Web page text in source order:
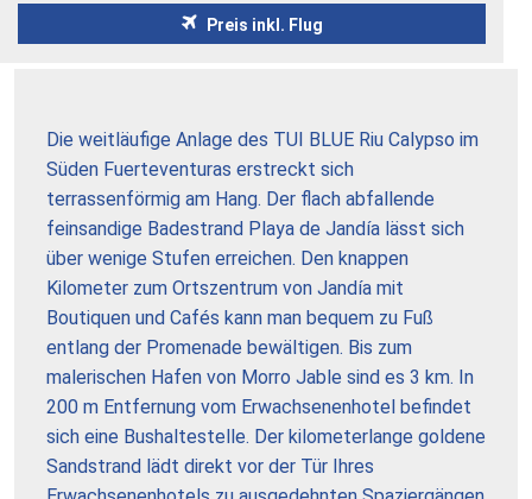
Preis inkl. Flug
Die weitläufige Anlage des TUI BLUE Riu Calypso im
Süden Fuerteventuras erstreckt sich
terrassenförmig am Hang. Der flach abfallende
feinsandige Badestrand Playa de Jandía lässt sich
über wenige Stufen erreichen. Den knappen
Kilometer zum Ortszentrum von Jandía mit
Boutiquen und Cafés kann man bequem zu Fuß
entlang der Promenade bewältigen. Bis zum
malerischen Hafen von Morro Jable sind es 3 km. In
200 m Entfernung vom Erwachsenenhotel befindet
sich eine Bushaltestelle. Der kilometerlange goldene
Sandstrand lädt direkt vor der Tür Ihres